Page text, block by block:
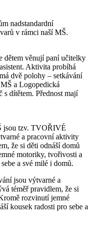
nadstandardní
v rámci naší MŠ.
věnují paní učitelky
Aktivita probíhá
dvě polohy – setkávání
a Logopedická
dítětem. Přednost mají
jsou tzv. TVOŘIVÉ
a pracovní aktivity
že si děti odnáší domů
motoriky, tvořivosti a
a své milé i domů.
jsou výtvarné a
téměř pravidlem, že si
rozvinutí jemné
kousek radosti pro sebe a